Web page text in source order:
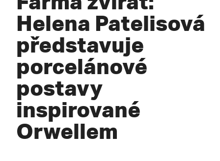
Helena Patelisová
představuje
porcelánové
postavy
inspirované
Orwellem